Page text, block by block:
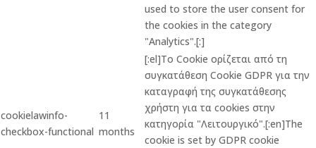
used to store the user consent for
the cookies in the category
"Analytics".[:]
cookielawinfo-
checkbox-functional
11
months
[:el]Το Cookie ορίζεται από τη
συγκατάθεση Cookie GDPR για την
καταγραφή της συγκατάθεσης
χρήστη για τα cookies στην
κατηγορία "Λειτουργικό".[:en]The
cookie is set by GDPR cookie